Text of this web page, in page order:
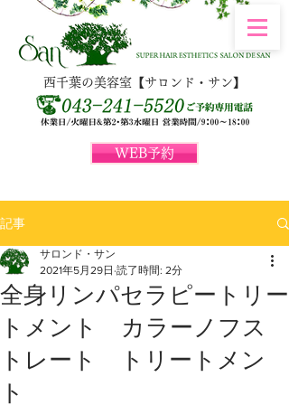
WEB予約
西千葉の美容室【サロンド・サン】
記事
全身リンパセラピートリー
トメント カラーノフス
トレート トリートメン
ト
サロンド・サン
2021年5月29日 読了時間: 2分